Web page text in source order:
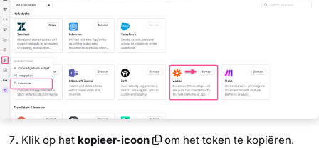
Klik op het kopieer-icoon om het token te kopiëren.